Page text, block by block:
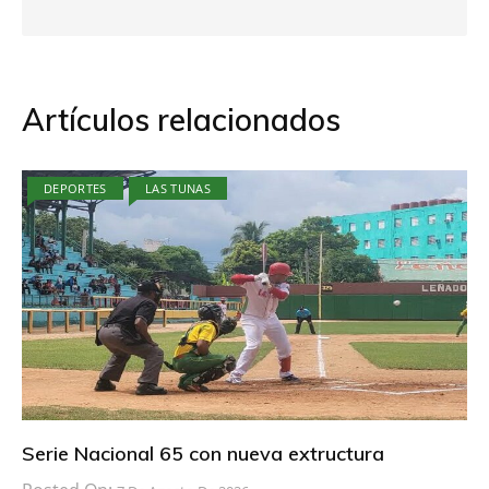
Artículos relacionados
DEPORTES LAS TUNAS
Serie Nacional 65 con nueva extructura